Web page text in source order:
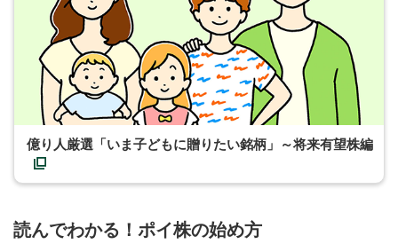
億り人厳選「いま子どもに贈りたい銘柄」～将来有望株編
読んでわかる！ポイ株の始め方